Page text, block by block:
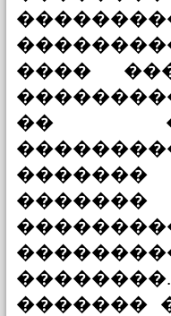
����
��
�������
�������